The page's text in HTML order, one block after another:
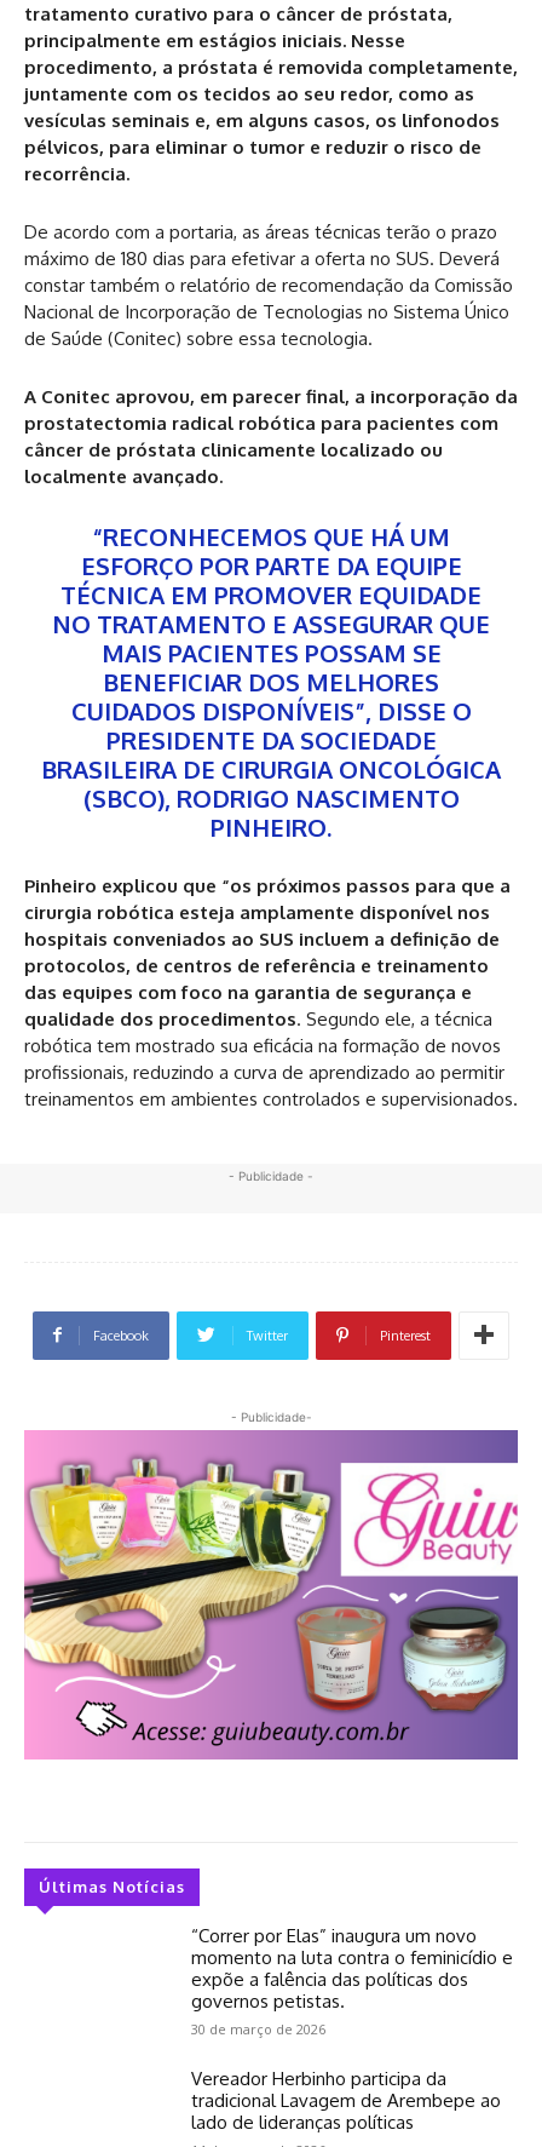
tratamento curativo para o câncer de próstata,
principalmente em estágios iniciais. Nesse
procedimento, a próstata é removida completamente,
juntamente com os tecidos ao seu redor, como as
vesículas seminais e, em alguns casos, os linfonodos
pélvicos, para eliminar o tumor e reduzir o risco de
recorrência.
De acordo com a portaria, as áreas técnicas terão o prazo
máximo de 180 dias para efetivar a oferta no SUS. Deverá
constar também o relatório de recomendação da Comissão
Nacional de Incorporação de Tecnologias no Sistema Único
de Saúde (Conitec) sobre essa tecnologia.
A Conitec aprovou, em parecer final, a incorporação da
prostatectomia radical robótica para pacientes com
câncer de próstata clinicamente localizado ou
localmente avançado.
“RECONHECEMOS QUE HÁ UM
ESFORÇO POR PARTE DA EQUIPE
TÉCNICA EM PROMOVER EQUIDADE
NO TRATAMENTO E ASSEGURAR QUE
MAIS PACIENTES POSSAM SE
BENEFICIAR DOS MELHORES
CUIDADOS DISPONÍVEIS”, DISSE O
PRESIDENTE DA SOCIEDADE
BRASILEIRA DE CIRURGIA ONCOLÓGICA
(SBCO), RODRIGO NASCIMENTO
PINHEIRO.
Pinheiro explicou que “os próximos passos para que a
cirurgia robótica esteja amplamente disponível nos
hospitais conveniados ao SUS incluem a definição de
protocolos, de centros de referência e treinamento
das equipes com foco na garantia de segurança e
qualidade dos procedimentos. Segundo ele, a técnica
robótica tem mostrado sua eficácia na formação de novos
profissionais, reduzindo a curva de aprendizado ao permitir
treinamentos em ambientes controlados e supervisionados.
- Publicidade -
Facebook Twitter Pinterest
- Publicidade-
Últimas Notícias
“Correr por Elas” inaugura um novo
momento na luta contra o feminicídio e
expõe a falência das políticas dos
governos petistas.
30 de março de 2026
Vereador Herbinho participa da
tradicional Lavagem de Arembepe ao
lado de lideranças políticas